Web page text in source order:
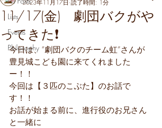
Lists
Events
Philosophy
11/17(金) 劇団バクがや
ってきた❗
2023年11月17日 読了時間: 1分
今日は、”劇団バクのチーム虹”さんが
豊見城こども園に来てくれました
ー！！
今回は【３匹のこぶた】のお話で
す！！
お話が始まる前に、進行役のお兄さん
と一緒に